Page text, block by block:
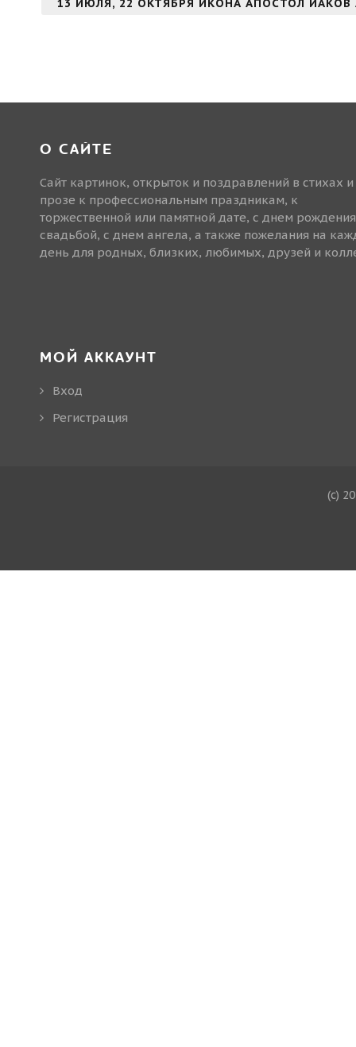
13 ИЮЛЯ, 22 ОКТЯБРЯ ИКОНА АПОСТОЛ ИАКОВ
О САЙТЕ
Сайт картинок, открыток и поздравлений в стихах и
прозе к профессиональным праздникам, к
торжественной или памятной дате, с днем
свадьбой, с днем ангела, а также пожелания на
день для родных, близких, любимых, друзей и
МОЙ АККАУНТ
Вход
Регистрация
(c)